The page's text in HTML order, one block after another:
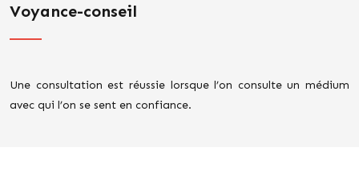
Voyance-conseil
Une consultation est réussie lorsque l’on consulte un médium
avec qui l’on se sent en confiance.